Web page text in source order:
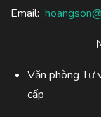
Email:
Văn phòng Tư
cấp